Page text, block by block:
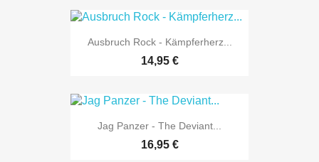
Ausbruch Rock - Kämpferherz...
14,95 €
Jag Panzer - The Deviant...
16,95 €